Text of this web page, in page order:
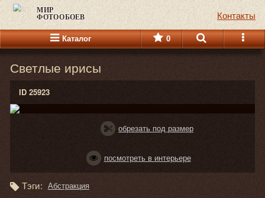
МИР
ФОТООБОЕВ Контакты
Каталог 0
Светлые ирисы
ID 25923
обрезать под размер
посмотреть в интерьере
Тэги: Абстракция